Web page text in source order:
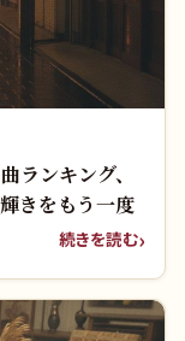
ランキング、
きをもう一度
続きを読む